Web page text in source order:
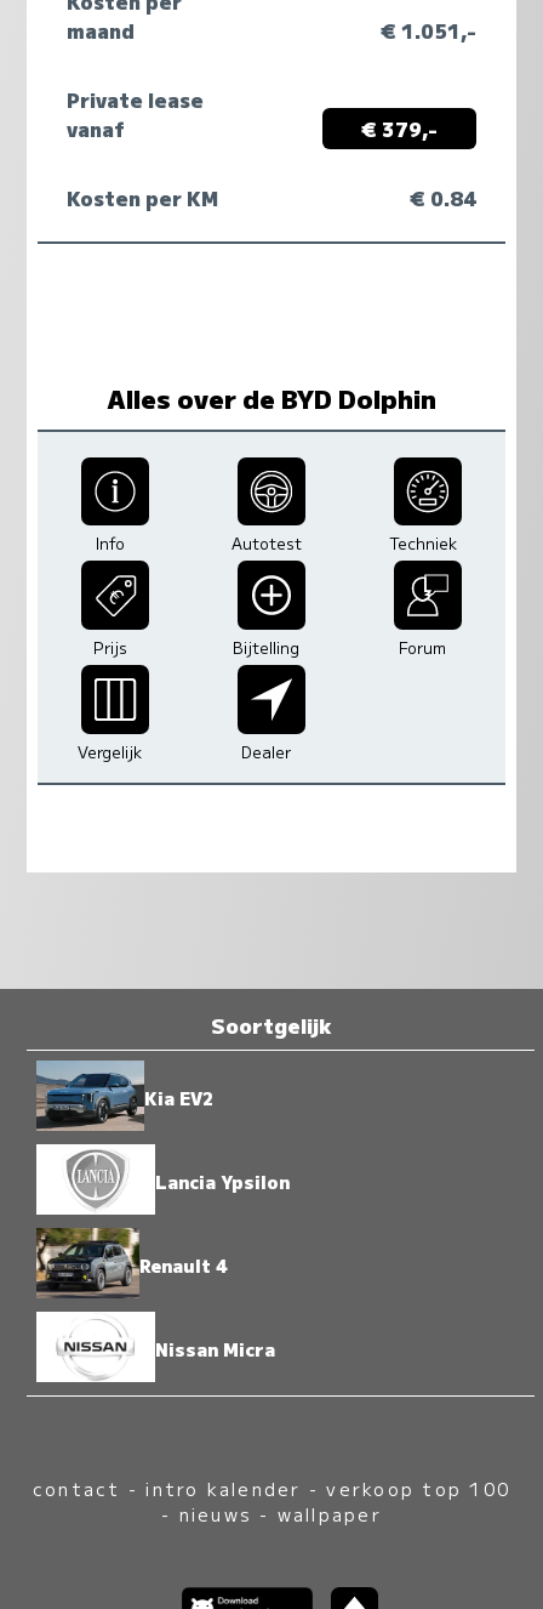
maand
€ 1.051,-
Private lease
vanaf
€ 379,-
Kosten per KM € 0.84
Alles over de BYD Dolphin
Info Autotest Techniek
Prijs Bijtelling Forum
Vergelijk Dealer
Soortgelijk
Kia EV2
Lancia Ypsilon
Renault 4
Nissan Micra
contact -intro kalender -verkoop top 100
- nieuws - wallpaper